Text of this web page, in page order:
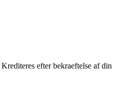
Krediteres efter bekraeftelse af din